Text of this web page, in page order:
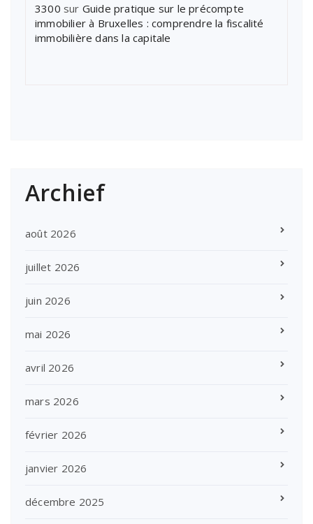
3300 sur Guide pratique sur le précompte
immobilier à Bruxelles : comprendre la fiscalité
immobilière dans la capitale
Archief
août 2026
juillet 2026
juin 2026
mai 2026
avril 2026
mars 2026
février 2026
janvier 2026
décembre 2025